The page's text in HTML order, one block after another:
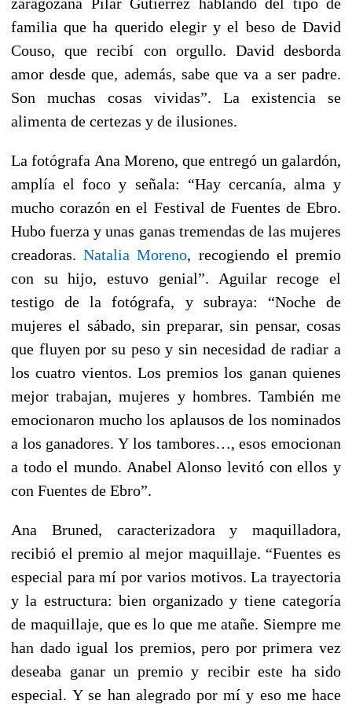
familia que ha querido elegir y el beso de David
Couso, que recibí con orgullo. David desborda
amor desde que, además, sabe que va a ser padre.
Son muchas cosas vividas”. La existencia se
alimenta de certezas y de ilusiones.
La fotógrafa Ana Moreno, que entregó un galardón,
amplía el foco y señala: “Hay cercanía, alma y
mucho corazón en el Festival de Fuentes de Ebro.
Hubo fuerza y unas ganas tremendas de las mujeres
creadoras.Natalia Moreno, recogiendo el premio
con su hijo, estuvo genial”. Aguilar recoge el
testigo de la fotógrafa, y subraya: “Noche de
mujeres el sábado, sin preparar, sin pensar, cosas
que fluyen por su peso y sin necesidad de radiar a
los cuatro vientos. Los premios los ganan quienes
mejor trabajan, mujeres y hombres. También me
emocionaron mucho los aplausos de los nominados
a los ganadores. Y los tambores…, esos emocionan
a todo el mundo. Anabel Alonso levitó con ellos y
con Fuentes de Ebro”.
Ana Bruned, caracterizadora y maquilladora,
recibió el premio al mejor maquillaje. “Fuentes es
especial para mí por varios motivos. La trayectoria
y la estructura: bien organizado y tiene categoría
de maquillaje, que es lo que me atañe. Siempre me
han dado igual los premios, pero por primera vez
deseaba ganar un premio y recibir este ha sido
especial. Y se han alegrado por mí y eso me hace